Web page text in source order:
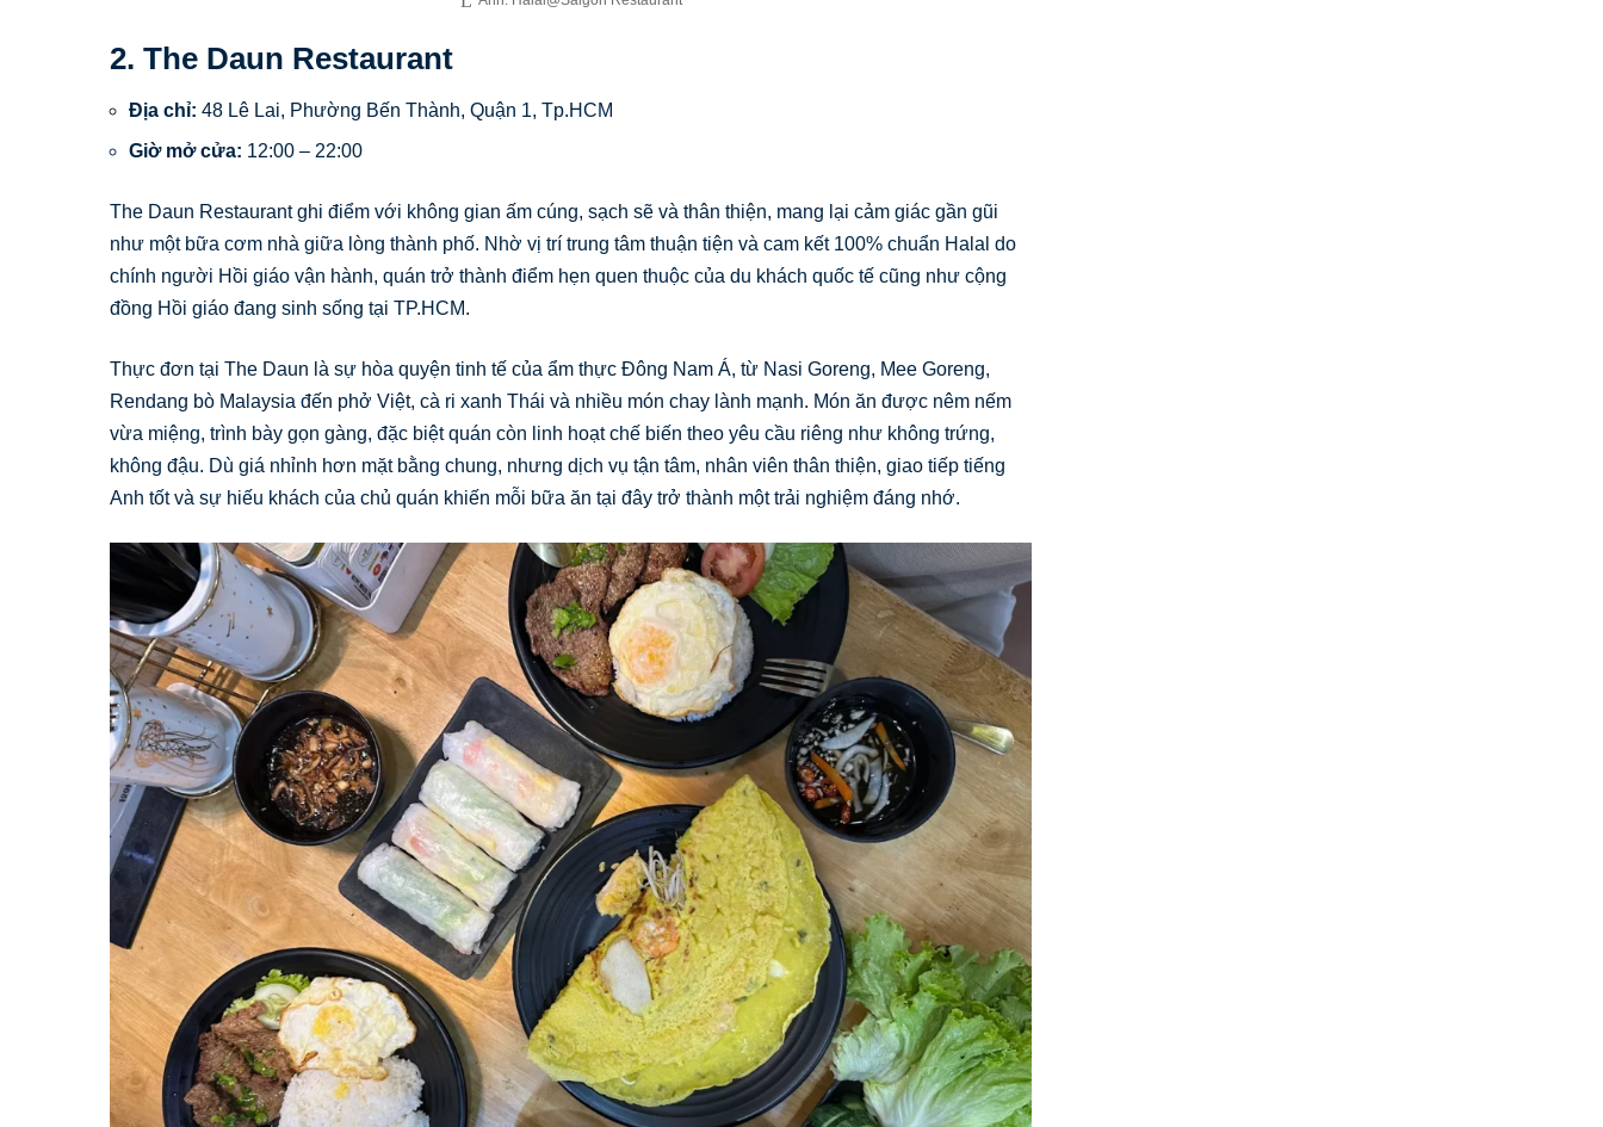
2. The Daun Restaurant
Địa chỉ: 48 Lê Lai, Phường Bến Thành, Quận 1, Tp.HCM
Giờ mở cửa: 12:00 – 22:00
The Daun Restaurant ghi điểm với không gian ấm cúng, sạch sẽ và thân thiện, mang lại cảm giác gần gũi
như một bữa cơm nhà giữa lòng thành phố. Nhờ vị trí trung tâm thuận tiện và cam kết 100% chuẩn Halal do
chính người Hồi giáo vận hành, quán trở thành điểm hẹn quen thuộc của du khách quốc tế cũng như cộng
đồng Hồi giáo đang sinh sống tại TP.HCM.
Thực đơn tại The Daun là sự hòa quyện tinh tế của ẩm thực Đông Nam Á, từ Nasi Goreng, Mee Goreng,
Rendang bò Malaysia đến phở Việt, cà ri xanh Thái và nhiều món chay lành mạnh. Món ăn được nêm nếm
vừa miệng, trình bày gọn gàng, đặc biệt quán còn linh hoạt chế biến theo yêu cầu riêng như không trứng,
không đậu. Dù giá nhỉnh hơn mặt bằng chung, nhưng dịch vụ tận tâm, nhân viên thân thiện, giao tiếp tiếng
Anh tốt và sự hiếu khách của chủ quán khiến mỗi bữa ăn tại đây trở thành một trải nghiệm đáng nhớ.